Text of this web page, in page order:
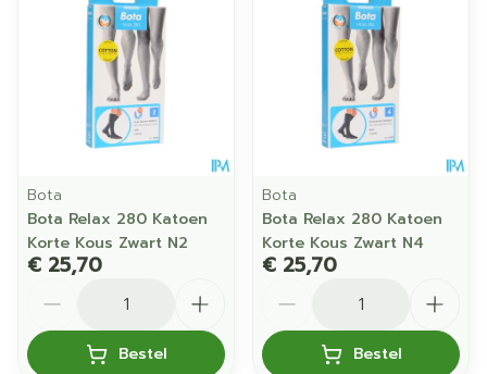
Bota
Bota Relax 280 Katoen
Korte Kous Zwart N2
€ 25,70
Bestel
Bota
Bota Relax 280 Katoen
Korte Kous Zwart N4
€ 25,70
Bestel